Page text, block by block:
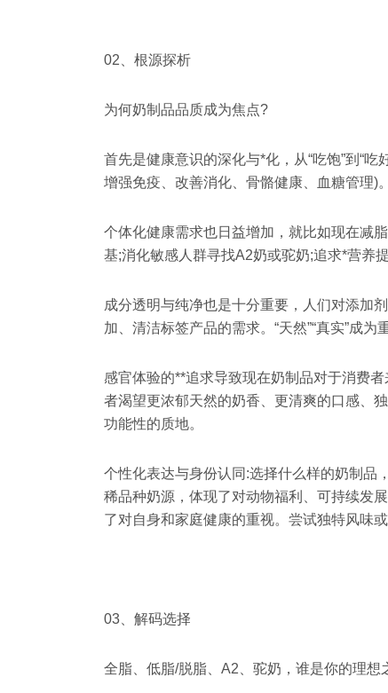
02、根源探析
为何奶制品品质成为焦点?
首先是健康意识的深化与*化，从“吃饱”到“
增强免疫、改善消化、骨骼健康、血糖管理)。
个体化健康需求也日益增加，就比如现在减
基;消化敏感人群寻找A2奶或驼奶;追求*营养
成分透明与纯净也是十分重要，人们对添加
加、清洁标签产品的需求。“天然”“真实”成为
感官体验的**追求导致现在奶制品对于消费
者渴望更浓郁天然的奶香、更清爽的口感、
功能性的质地。
个性化表达与身份认同:选择什么样的奶制品
稀品种奶源，体现了对动物福利、可持续发
了对自身和家庭健康的重视。尝试独特风味
03、解码选择
全脂、低脂/脱脂、A2、驼奶，谁是你的理想